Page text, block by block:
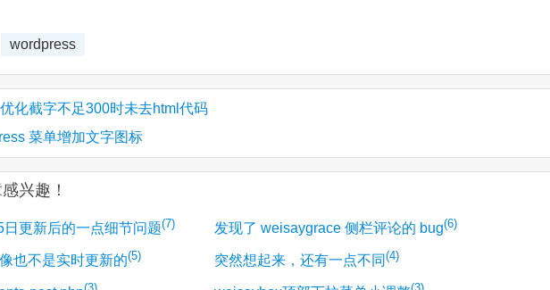
wordpress
化截字不足300时未去html代码
菜单增加文字图标
兴趣！
更新后的一点细节问题(7) 发现了 weisaygrace 侧栏评论的 bug(6)
也不是实时更新的(5) 突然想起来，还有一点不同 (4)